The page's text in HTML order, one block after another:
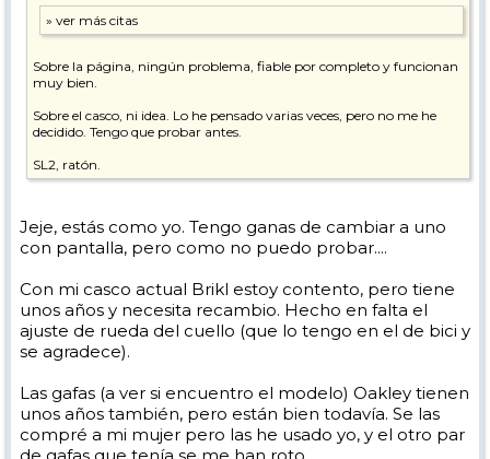
Sobre la página, ningún problema, fiable por completo y funcionan
muy bien.
Sobre el casco, ni idea. Lo he pensado varias veces, pero no me he
decidido. Tengo que probar antes.
SL2, ratón.
Jeje, estás como yo. Tengo ganas de cambiar a uno
con pantalla, pero como no puedo probar....
Con mi casco actual Brikl estoy contento, pero tiene
unos años y necesita recambio. Hecho en falta el
ajuste de rueda del cuello (que lo tengo en el de bici y
se agradece).
Las gafas (a ver si encuentro el modelo) Oakley tienen
unos años también, pero están bien todavía. Se las
compré a mi mujer pero las he usado yo, y el otro par